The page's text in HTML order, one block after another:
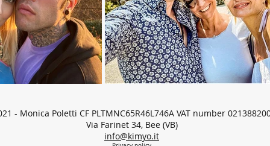
- Monica Poletti CF PLTMNC65R46L746A VAT number
Via Farinet 34, Bee (VB)
info@kimyo.it